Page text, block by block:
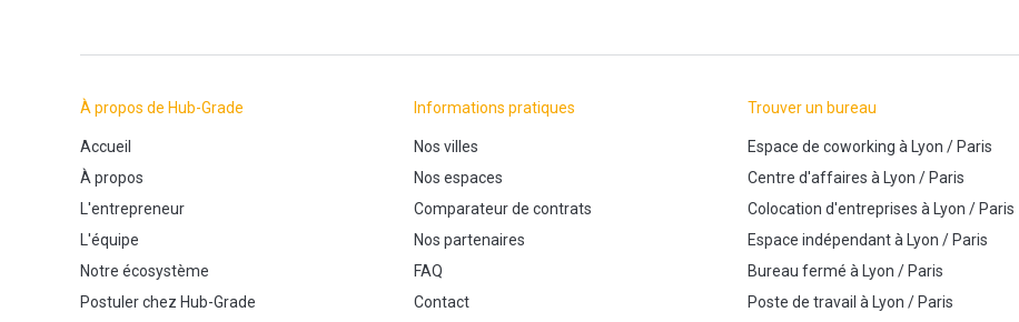
À propos de Hub-Grade
Accueil
À propos
L'entrepreneur
L'équipe
Notre écosystème
Postuler chez Hub-Grade
Informations pratiques
Nos villes
Nos espaces
Comparateur de contrats
Nos partenaires
FAQ
Contact
Trouver un bureau
Espace de coworking à Lyon / Paris
Centre d'affaires à Lyon / Paris
Colocation d'entreprises à Lyon / Paris
Espace indépendantà Lyon / Paris
Bureau fermé à Lyon / Paris
Poste de travail à Lyon / Paris